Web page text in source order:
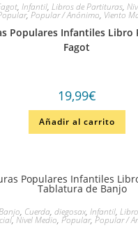
, Infantil, Libros de Partituras,
,Popular / Anónimo, Viento
Populares Infantiles Libro
Fagot
19,99€
Añadir al carrito
, Cuerda, diegosax, Infantil,
,Nivel Medio, Popular, Popular /